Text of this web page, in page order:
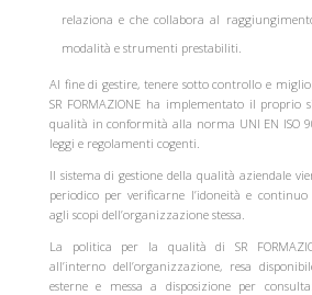
relaziona e che collabora al
modalità e strumenti prestabiliti.
Al fine di gestire, tenere sotto controllo e
SR FORMAZIONE ha implementato il proprio
qualità in conformità alla norma UNI EN ISO
leggi e regolamenti cogenti.
Il sistema di gestione della qualità aziendale
periodico per verificarne l’idoneità e
agli scopi dell’organizzazione stessa.
La politica per la qualità di SR
all’interno dell’organizzazione, resa
esterne e messa a disposizione per